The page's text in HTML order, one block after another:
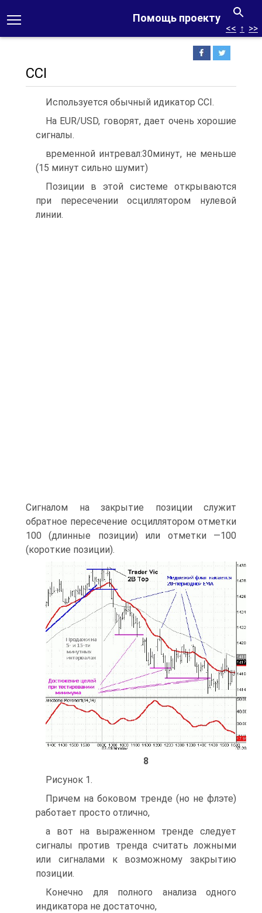
Помощь проекту
<< ↑ >>
ССI
Используется обычный идикатор CCI.
На EUR/USD, говорят, дает очень хорошие
сигналы.
временной интревал:30минут, не меньше
(15 минут сильно шумит)
Позиции в этой системе открываются
при пересечении осциллятором нулевой
линии.
Сигналом на закрытие позиции служит
обратное пересечение осциллятором отметки
100 (длинные позиции) или отметки —100
(короткие позиции).
8
Рисунок 1.
Причем на боковом тренде (но не флэте)
работает просто отлично,
а вот на выраженном тренде следует
сигналы против тренда считать ложными
или сигналами к возможному закрытию
позиции.
Конечно для полного анализа одного
индикатора не достаточно,